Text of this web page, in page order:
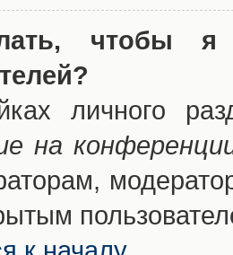
чтобы
личного
на